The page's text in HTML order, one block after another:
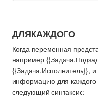
ДЛЯКАЖДОГО
Когда переменная
например
{{Задача.Исполнитель}},
информацию для каждого
следующий синтаксис: